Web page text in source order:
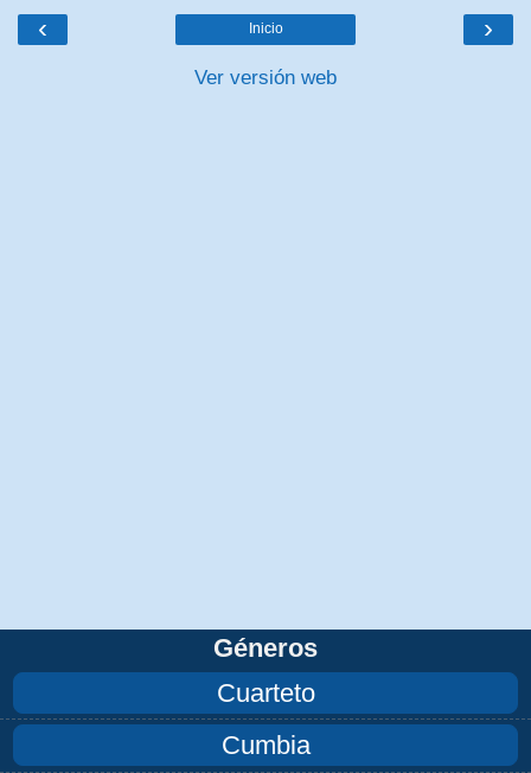
‹ ›
Inicio
Ver versión web
Géneros
Cuarteto
Cumbia